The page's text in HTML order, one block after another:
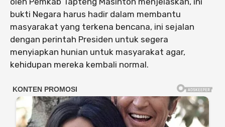
bukti Negara harus hadir dalam membantu
masyarakat yang terkena bencana, ini sejalan
dengan perintah Presiden untuk segera
menyiapkan hunian untuk masyarakat agar,
kehidupan mereka kembali normal.